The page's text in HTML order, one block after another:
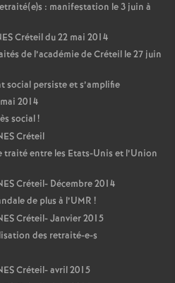
: manifestation le 3 juin à
Créteil du 22 mai 2014
de l’académie de Créteil le 27 juin
social persiste et s’amplifie
2014
social!
Créteil
traité entre les Etats-Unis et l’Union
Créteil- Décembre 2014
de plus à l’UMR !
Créteil- Janvier 2015
des retraité-e-s
Créteil- avril 2015